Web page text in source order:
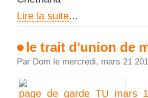
Lire la suite...
le trait d'union de
Par Dom le mercredi, mars 21